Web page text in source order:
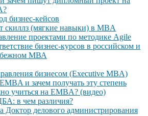
бизнес-кейсов
скиллз (мягкие навыки) в MBA
проектами по методике Agile
бизнес-курсов в российском и
МВА
бизнесом (Executive MBA)
и зачем получать эту степень
учиться на EMBA? (видео)
в чем различия?
Доктор делового администрирования